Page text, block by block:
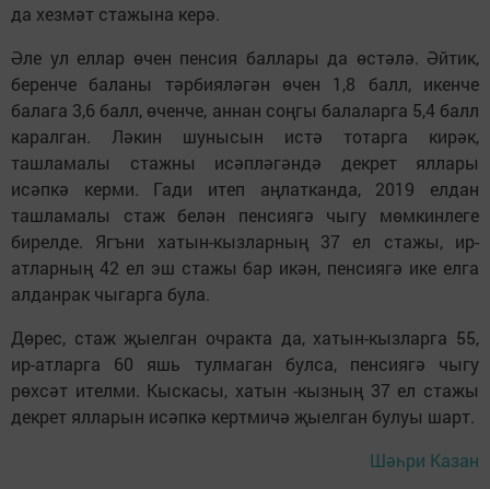
да хезмәт стажына керә.
Әле ул еллар өчен пенсия баллары да өстәлә. Әйтик,
беренче баланы тәрбияләгән өчен 1,8 балл, икенче
балага 3,6 балл, өченче, аннан соңгы балаларга 5,4 балл
каралган. Ләкин шунысын истә тотарга кирәк,
ташламалы стажны исәпләгәндә декрет яллары
исәпкә керми. Гади итеп аңлатканда, 2019 елдан
ташламалы стаж белән пенсиягә чыгу мөмкинлеге
бирелде. Ягъни хатын-кызларның 37 ел стажы, ир-
атларның 42 ел эш стажы бар икән, пенсиягә ике елга
алданрак чыгарга була.
Дөрес, стаж җыелган очракта да, хатын-кызларга 55,
ир-атларга 60 яшь тулмаган булса, пенсиягә чыгу
рөхсәт ителми. Кыскасы, хатын -кызның 37 ел стажы
декрет ялларын исәпкә кертмичә җыелган булуы шарт.
Шәһри Казан